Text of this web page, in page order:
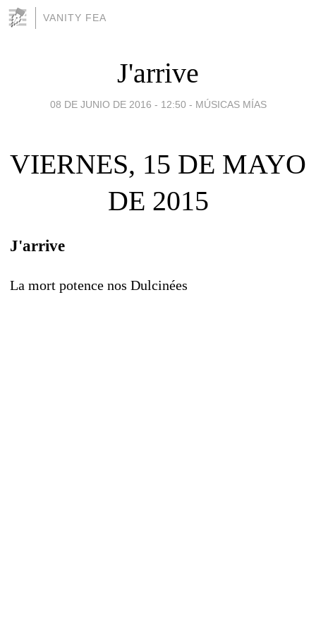
VANITY FEA
J'arrive
08 DE JUNIO DE 2016 - 12:50 - MÚSICAS MÍAS
VIERNES, 15 DE MAYO
DE 2015
J'arrive
La mort potence nos Dulcinées